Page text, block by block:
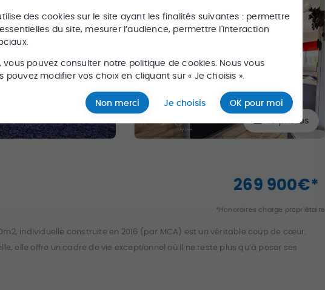
des cookies sur le site ayant les finalités suivantes : permettre
du site, mesurer l’audience, permettre l'interaction
vous pouvez consulter notre politique de cookies. Nous vous
pouvez modifier vos choix en cliquant sur « Je choisis ».
Non merci Je choisis OK pour moi
16photos
269 900€*
*Honoraires charge propriétaire
individuelle construite en 2016 (par MCA) est un véritable coup de cœur.
elle offre un cadre de vie exceptionnel où il ne reste plus qu’à poser ses